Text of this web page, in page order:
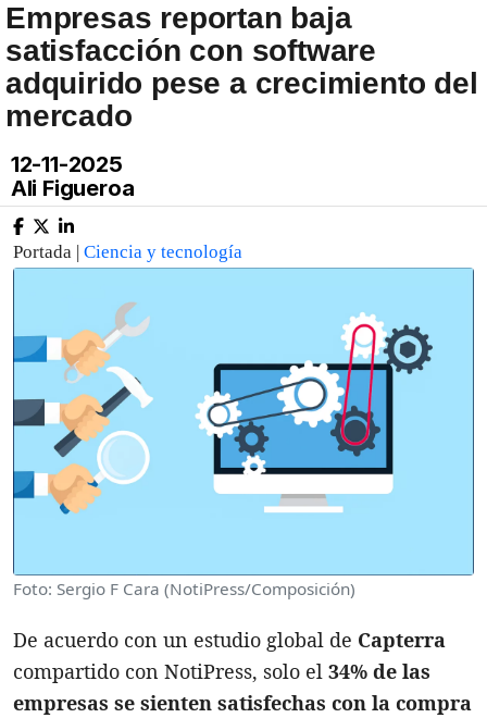
Empresas reportan baja
satisfacción con software
adquirido pese a crecimiento del
mercado
12-11-2025
Ali Figueroa
Portada | Ciencia y tecnología
Foto: Sergio F Cara (NotiPress/Composición)
De acuerdo con un estudio global de Capterra
compartido con NotiPress, solo el 34% de las
empresas se sienten satisfechas con la compra